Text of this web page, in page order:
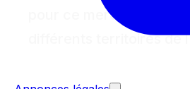
pour ce mercredi 17
différents territoires de